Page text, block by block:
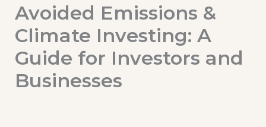
Avoided Emissions &
Climate Investing: A
Guide for Investors and
Businesses